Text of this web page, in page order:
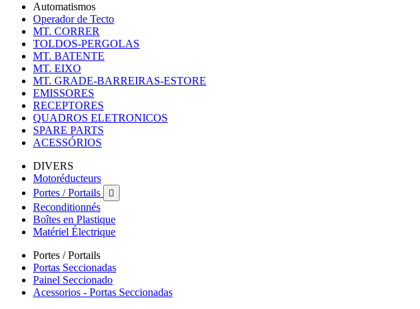
Automatismos
Operador de Tecto
MT. CORRER
TOLDOS-PERGOLAS
MT. BATENTE
MT. EIXO
MT. GRADE-BARREIRAS-ESTORE
EMISSORES
RECEPTORES
QUADROS ELETRONICOS
SPARE PARTS
ACESSÓRIOS
DIVERS
Motoréducteurs
Portes / Portails

Reconditionnés
Boîtes en Plastique
Matériel Électrique
Portes / Portails
Portas Seccionadas
Painel Seccionado
Acessorios - Portas Seccionadas